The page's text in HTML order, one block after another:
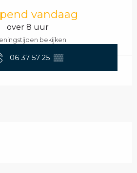
vandaag
over 8 uur
bekijken
06 37 57 25 ▒▒